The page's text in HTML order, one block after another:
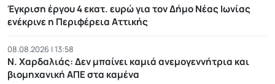
Έγκριση έργου 4 εκατ. ευρώ για τον Δήμο Νέας Ιωνίας
ενέκρινε η Περιφέρεια Αττικής
08.08.2026 | 13:58
Ν. Χαρδαλιάς: Δεν μπαίνει καμιά ανεμογεννήτρια και
βιομηχανική ΑΠΕ στα καμένα